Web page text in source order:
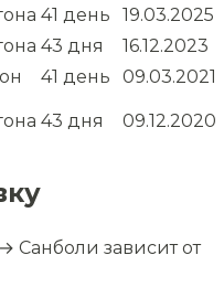
41 день
19.03.2025
43 дня
16.12.2023
41 день
09.03.2021
43 дня 09.12.2020
Санболи зависит от